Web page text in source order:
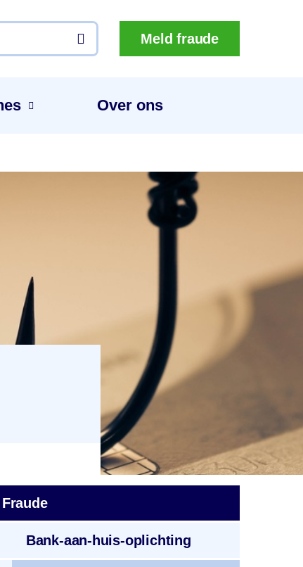
Meld fraude
Over ons
Fraude
Bank-aan-huis-oplichting